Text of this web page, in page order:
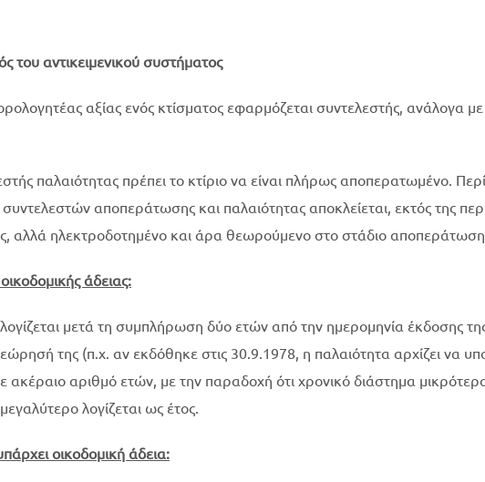
του αντικειμενικού συστήματος
αξίας ενός κτίσματος εφαρμόζεται συντελεστής, ανάλογα
παλαιότητας πρέπει το κτίριο να είναι πλήρως αποπερατωμένο.
αποπεράτωσης και παλαιότητας αποκλείεται, εκτός της
αλλά ηλεκτροδοτημένο και άρα θεωρούμενο στο στάδιο
άδειας:
μετά τη συμπλήρωση δύο ετών από την ημερομηνία έκδοσης
της (π.χ. αν εκδόθηκε στις 30.9.1978, η παλαιότητα αρχίζει να
ακέραιο αριθμό ετών, με την παραδοχή ότι χρονικό διάστημα
λογίζεται ως έτος.
οικοδομική άδεια: